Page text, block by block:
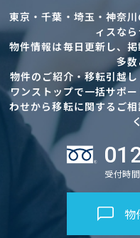
東京・千葉・埼玉・神奈
ィスなら
物件情報は毎日更新し、
多数
物件のご紹介・移転引越
ワンストップで一括サポ
わせから移転に関するご
受付時
物